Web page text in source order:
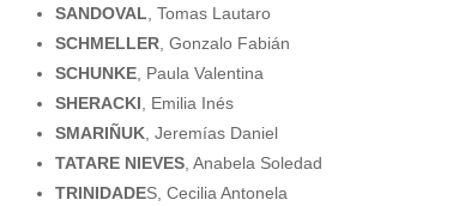
SANDOVAL , Tomas Lautaro
SCHMELLER , Gonzalo Fabián
SCHUNKE , Paula Valentina
SHERACKI , Emilia Inés
SMARIÑUK , Jeremías Daniel
TATARE NIEVES , Anabela Soledad
TRINIDADES, Cecilia Antonela